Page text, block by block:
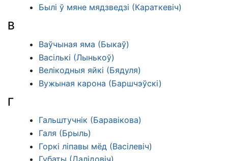
Былі ў мяне мядзведзі (Караткевіч)
В
Ваўчыная яма (Быкаў)
Васількі (Лынькоў)
Велікодныя яйкі (Бядуля)
Вужыная карона (Баршчэўскі)
Г
Гальштучнік (Баравікова)
Галя (Брыль)
Горкі ліпавы мёд (Васілевіч)